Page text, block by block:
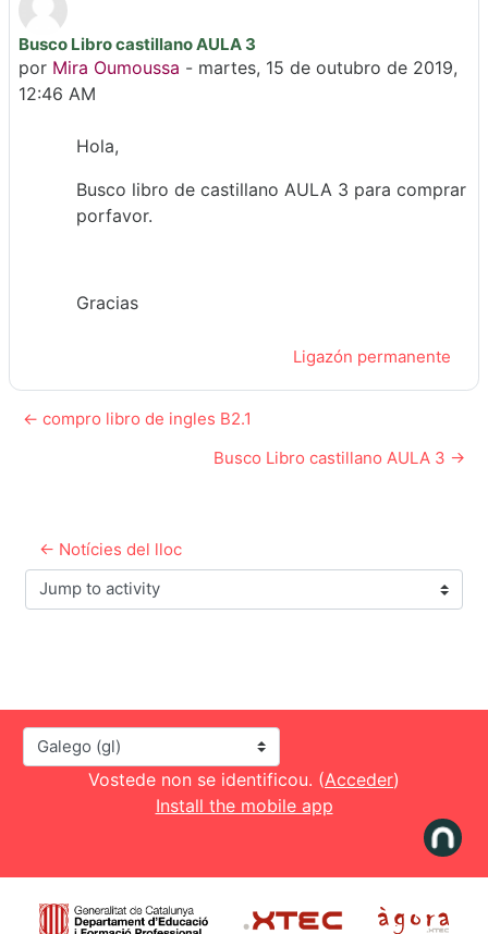
Busco Libro castillano AULA 3
por Mira Oumoussa - martes, 15 de outubro de 2019,
12:46 AM
Número de respostas: 0
Hola,
Busco libro de castillano AULA 3 para comprar
porfavor.
Gracias
Ligazón permanente
← compro libro de ingles B2.1
Busco Libro castillano AULA 3 →
← Notícies del lloc
Jump to activity
Idioma
Vostede non se identificou. (Acceder)
Install the mobile app